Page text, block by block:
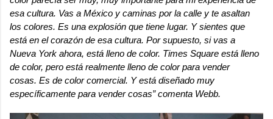
esa cultura. Vas a México y caminas por la calle y te asaltan
los colores. Es una explosión que tiene lugar. Y sientes que
está en el corazón de esa cultura. Por supuesto, si vas a
Nueva York ahora, está lleno de color. Times Square está lleno
de color, pero está realmente lleno de color para vender
cosas. Es de color comercial. Y está diseñado muy
específicamente para vender cosas” comenta Webb.